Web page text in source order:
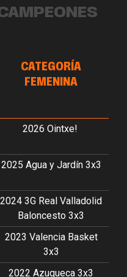
CATEGORÍA
FEMENINA
2026 Ointxe!
2025 Agua y Jardín 3x3
2024 3G Real Valladolid
Baloncesto 3x3
2023 Valencia Basket
3x3
2022 Azuqueca 3x3